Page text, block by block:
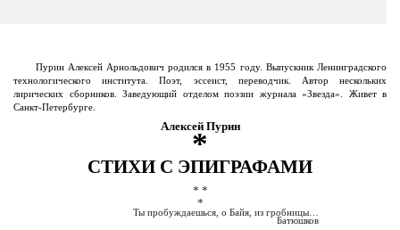
Пурин Алексей Арнольдович родился в 1955 году. Выпускник Ленинградского
технологического института. Поэт, эссеист, переводчик. Автор нескольких
лирических сборников. Заведующий отделом поэзии журнала «Звезда». Живет в
Санкт-Петербурге.
Алексей Пурин
*
СТИХИ С ЭПИГРАФАМИ
* *
*
Ты пробуждаешься, о Байя, из гробницы…
Батюшков